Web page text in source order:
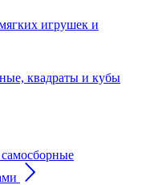
игрушек и
квадраты и кубы